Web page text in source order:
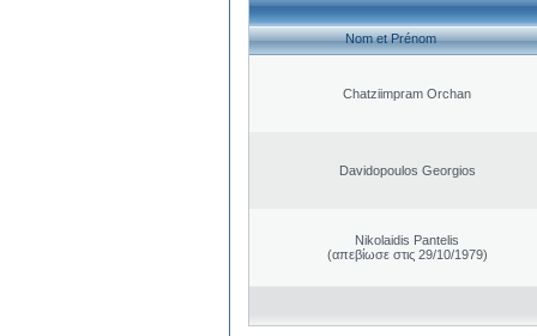
Nom et Prénom
Chatziimpram Orchan
Davidopoulos Georgios
Nikolaidis Pantelis
(απεβίωσε στις 29/10/1979)